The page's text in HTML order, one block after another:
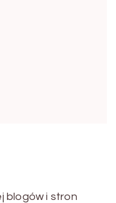
blogów i stron